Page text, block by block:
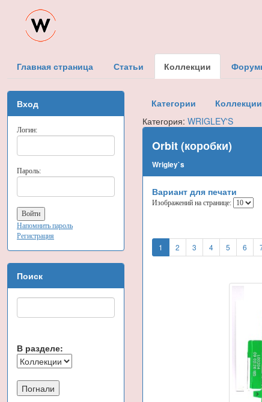
Главная страница Статьи Коллекции
Вход
Логин:
Пароль:
Напомнить пароль
Регистрация
Поиск
В разделе:
Категории Коллекции
Категория: WRIGLEY'S
Orbit (коробки)
Wrigley`s
Вариант для печати
Изображений на странице:
1 2 3 4 5 6